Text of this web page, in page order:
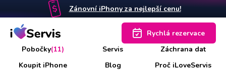
Zánovní iPhony za nejlepší cenu!
Pobočky(11) Servis
Záchrana dat
Koupit iPhone
Blog Proč iLoveServis
Rychlá rezervace